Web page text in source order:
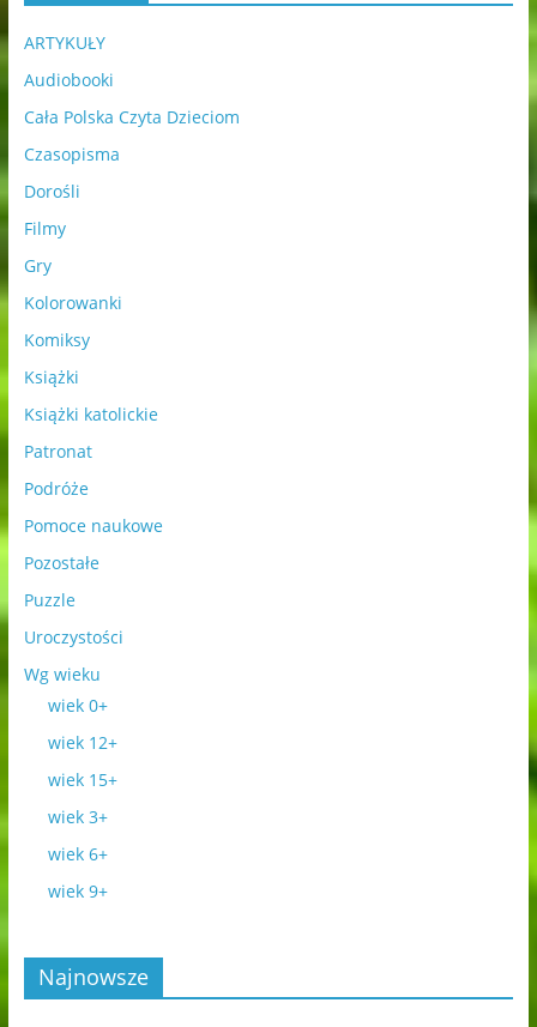
ARTYKUŁY
Audiobooki
Cała Polska Czyta Dzieciom
Czasopisma
Dorośli
Filmy
Gry
Kolorowanki
Komiksy
Książki
Książki katolickie
Patronat
Podróże
Pomoce naukowe
Pozostałe
Puzzle
Uroczystości
Wg wieku
wiek 0+
wiek 12+
wiek 15+
wiek 3+
wiek 6+
wiek 9+
Najnowsze